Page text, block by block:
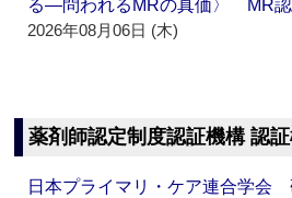
る―問われるMRの真価〉 MR認
2026年08月06日 (木)
薬剤師認定制度認証機構 認
日本プライマリ・ケア連合学